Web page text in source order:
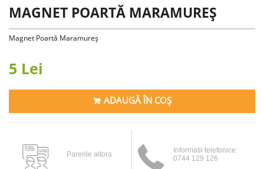
MAGNET POARTĂ MARAMUREȘ
Magnet Poartă Maramureș
5 Lei
ADAUGĂ ÎN COȘ
Parerile altora
Informatii telefonice:
0744 129 126